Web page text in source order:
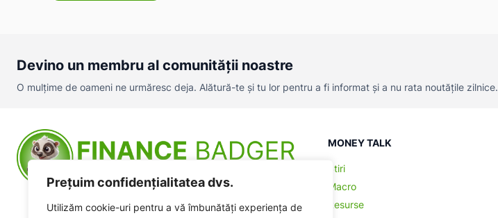
Prețuim confidențialitatea dvs.
Utilizăm cookie-uri pentru a vă îmbunătăți experiența de
Devino un membru al comunității noastre
O mulțime de oameni ne urmăresc deja. Alătură-te și tu lor pentru a fi informat și a nu rata noutățile zilnice.
MONEY TALK
Știri
Macro
Resurse